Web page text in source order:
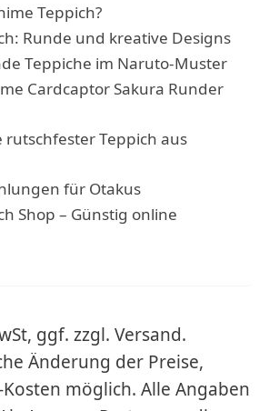
Teppich?
Runde und kreative Designs
Teppiche im Naruto-Muster
Cardcaptor Sakura Runder
rutschfester Teppich aus
für Otakus
Shop – Günstig online
ggf. zzgl. Versand.
Änderung der Preise,
möglich. Alle Angaben